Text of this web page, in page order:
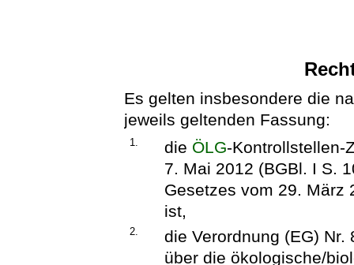
Es gelten insbesondere die
jeweils geltenden Fassung:
1. die ÖLG-Kontrollstellen-
7. Mai 2012 (BGBl. I S.
Gesetzes vom 29. März
ist,
2.
die Verordnung (EG)
über die ökologische/